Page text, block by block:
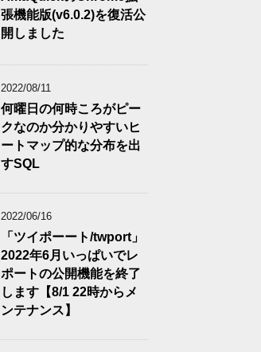
張機能版(v6.0.2)を復活公
開しました
2022/08/11
何曜日の何時ころがピー
クなのか分かりやすいヒ
ートマップ的な分布を出
すSQL
2022/06/16
「ツイポーート/twport」
2022年6月いっぱいでレ
ポートの公開機能を終了
します【8/1 22時からメ
ンテナンス】